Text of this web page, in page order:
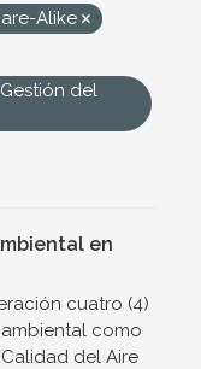
Alike
del
en
cuatro (4)
como
del Aire